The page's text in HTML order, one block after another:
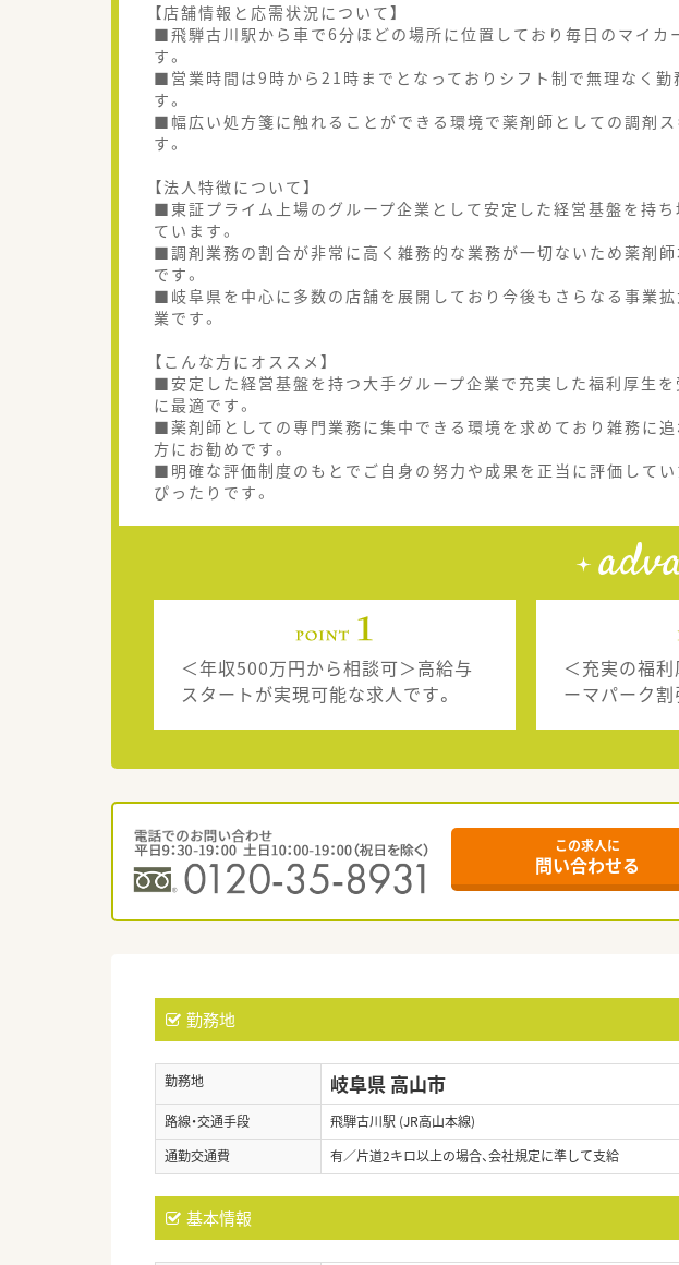
【店舗情報と応需状況について】
■飛騨古川駅から車で6分ほどの場所に位置しており毎日のマイカ
す。
■営業時間は9時から21時までとなっておりシフト制で無理なく勤
す。
■幅広い処方箋に触れることができる環境で薬剤師としての調剤
す。
【法人特徴について】
■東証プライム上場のグループ企業として安定した経営基盤を持
ています。
■調剤業務の割合が非常に高く雑務的な業務が一切ないため薬剤
です。
■岐阜県を中心に多数の店舗を展開しており今後もさらなる事業
業です。
【こんな方にオススメ】
■安定した経営基盤を持つ大手グループ企業で充実した福利厚生
に最適です。
■薬剤師としての専門業務に集中できる環境を求めており雑務に
方にお勧めです。
■明確な評価制度のもとでご自身の努力や成果を正当に評価して
ぴったりです。
＜年収500万円から相談可＞高給与
スタートが実現可能な求人です。
＜充実の福
ーマパーク割
この求人に
問い合わせる
勤務地
勤務地 岐阜県 高山市
路線・交通手段
飛騨古川駅 (JR高山本線)
通勤交通費
有／片道2キロ以上の場合、会社規定に準して支給
基本情報